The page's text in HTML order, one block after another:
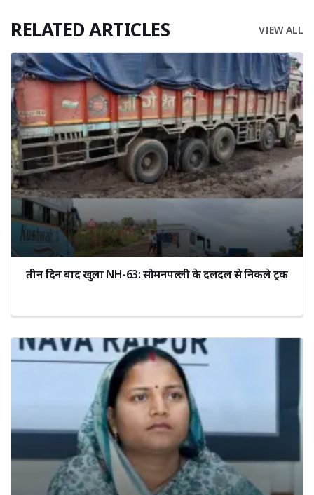
RELATED ARTICLES VIEW ALL
तीन दिन बाद खुला NH-63: सोमनपल्ली के दलदल से निकले ट्रक